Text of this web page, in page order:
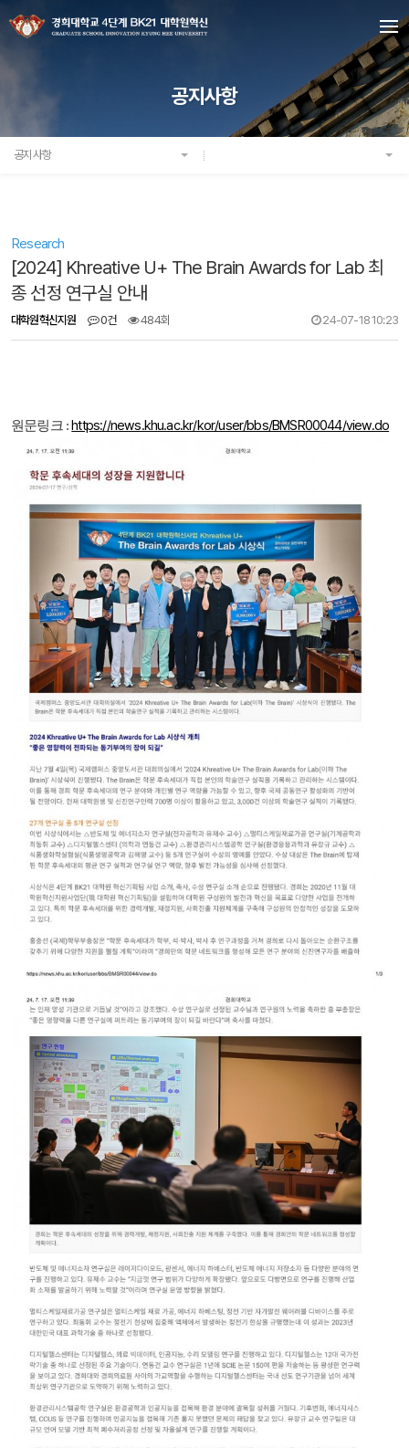
공지사항
공지사항
Research
[2024] Khreative U+ The Brain Awards for Lab 최
종 선정 연구실 안내
대학원혁신지원 0건 484회 24-07-18 10:23
원문링크 : https://news.khu.ac.kr/kor/user/bbs/BMSR00044/view.do